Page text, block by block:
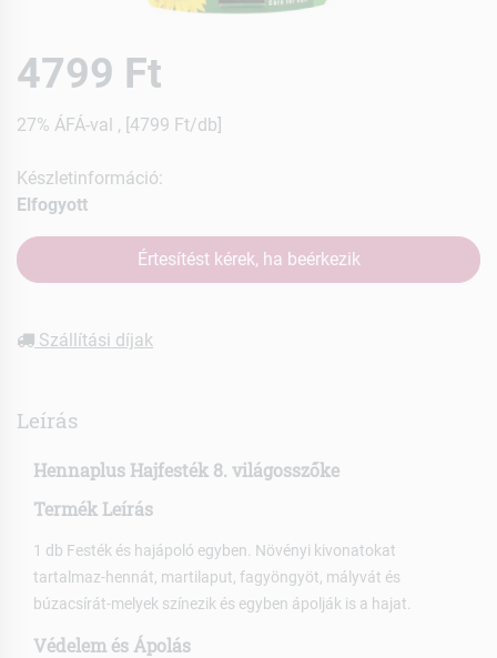
4799 Ft
27% ÁFÁ-val , [4799 Ft/db]
Készletinformáció:
Elfogyott
Értesítést kérek, ha beérkezik
Szállítási díjak
Leírás
Hennaplus Hajfesték 8. világosszőke
Termék Leírás
1 db Festék és hajápoló egyben. Növényi kivonatokat
tartalmaz-hennát, martilaput, fagyöngyöt, mályvát és
búzacsírát-melyek színezik és egyben ápolják is a hajat.
Védelem és Ápolás